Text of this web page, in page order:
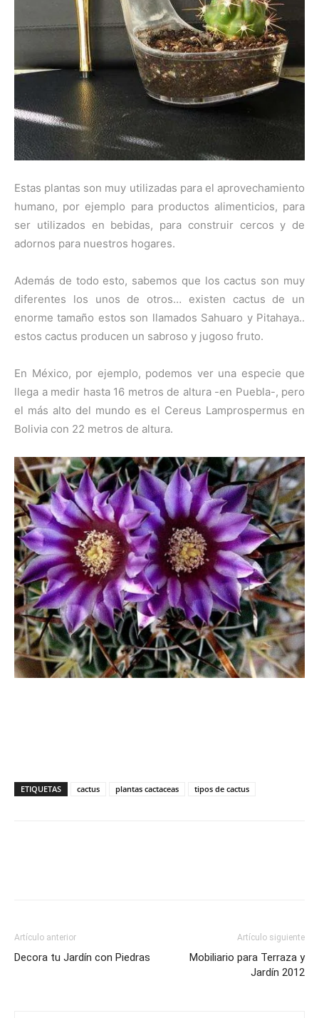
Estas plantas son muy utilizadas para el aprovechamiento
humano, por ejemplo para productos alimenticios, para
ser utilizados en bebidas, para construir cercos y de
adornos para nuestros hogares.
Además de todo esto, sabemos que los cactus son muy
diferentes los unos de otros… existen cactus de un
enorme tamaño estos son llamados Sahuaro y Pitahaya..
estos cactus producen un sabroso y jugoso fruto.
En México, por ejemplo, podemos ver una especie que
llega a medir hasta 16 metros de altura -en Puebla-, pero
el más alto del mundo es el Cereus Lamprospermus en
Bolivia con 22 metros de altura.
ETIQUETAS cactus plantas cactaceas tipos de cactus
Artículo anterior
Decora tu Jardín con Piedras
Artículo siguiente
Mobiliario para Terraza y
Jardín 2012